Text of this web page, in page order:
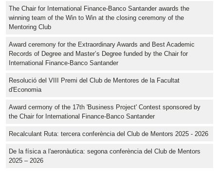
The Chair for International Finance-Banco Santander awards the
winning team of the Win to Win at the closing ceremony of the
Mentoring Club
Award ceremony for the Extraordinary Awards and Best Academic
Records of Degree and Master’s Degree funded by the Chair for
International Finance-Banco Santander
Resolució del VIII Premi del Club de Mentores de la Facultat
d'Economia
Award cermony of the 17th 'Business Project' Contest sponsored by
the Chair for International Finance-Banco Santander
Recalculant Ruta: tercera conferència del Club de Mentors 2025 - 2026
De la física a l'aeronàutica: segona conferència del Club de Mentors
2025 – 2026